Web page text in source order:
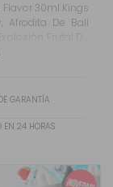
30ml Kings
GARANTÍA
EN 24 HORAS